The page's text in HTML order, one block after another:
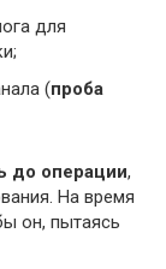
для
(проба
до операции,
На время
он, пытаясь